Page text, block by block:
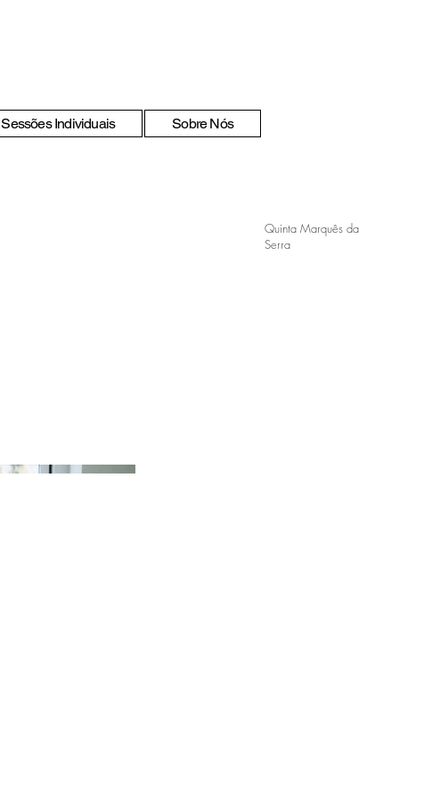
Sessões Individuais Sobre Nós
Quinta Marquês da
Serra